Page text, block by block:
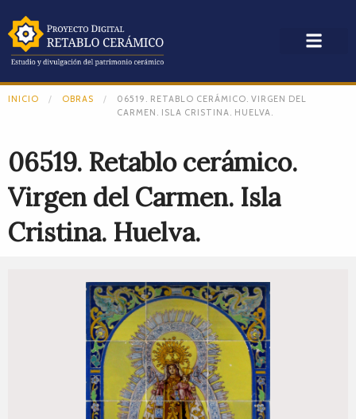
INICIO OBRAS
06519. RETABLO CERÁMICO. VIRGEN DEL
CARMEN. ISLA CRISTINA. HUELVA.
06519. Retablo cerámico.
Virgen del Carmen. Isla
Cristina. Huelva.